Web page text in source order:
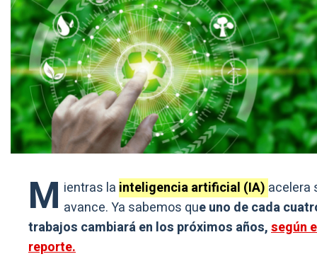
M ientras la inteligencia artificial (IA) acelera
avance. Ya sabemos que uno de cada
trabajos cambiará en los próximos años,según
reporte.